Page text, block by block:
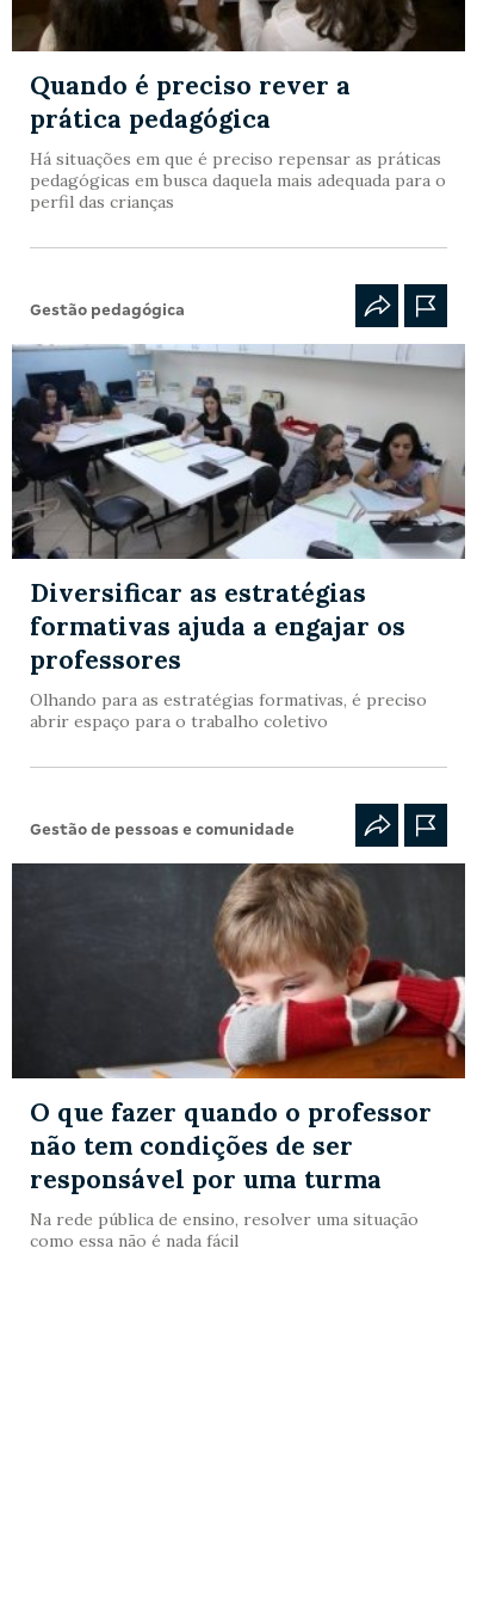
Quando é preciso rever a
prática pedagógica
Há situações em que é preciso repensar as práticas
pedagógicas em busca daquela mais adequada para o
perfil das crianças
Gestão pedagógica
Diversificar as estratégias
formativas ajuda a engajar os
professores
Olhando para as estratégias formativas, é preciso
abrir espaço para o trabalho coletivo
Gestão de pessoas e comunidade
O que fazer quando o professor
não tem condições de ser
responsável por uma turma
Na rede pública de ensino, resolver uma situação
como essa não é nada fácil